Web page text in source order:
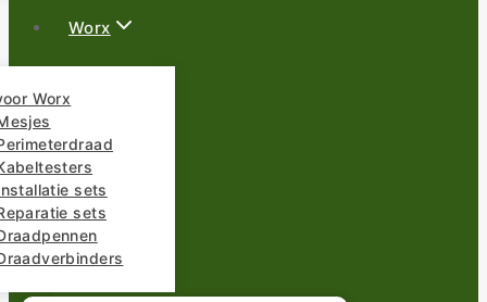
Worx
Worx
sets
sets